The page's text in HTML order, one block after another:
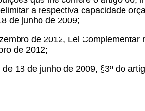
a respectiva capacidade
de junho de 2009;
de 2012, Lei
de 2012;
18 de junho de 2009, §3º do